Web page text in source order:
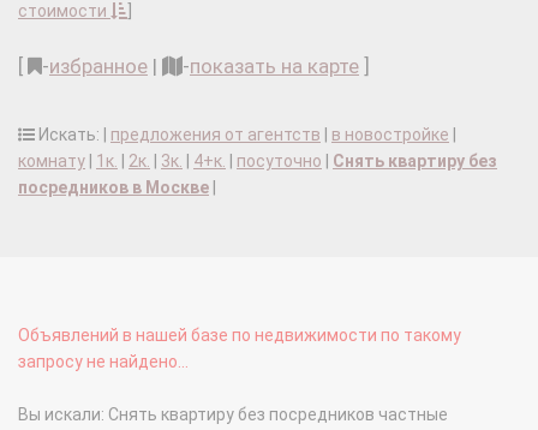
стоимости
-избранное | -показать на карте
Искать: | предложения от агентств в новостройке
комнату
1к. 2к. 3к. 4+к. посуточно
Снять квартиру без
посредников в Москве
Объявлений в нашей базе по недвижимости по такому
запросу не найдено...
Вы искали: Снять квартиру без посредников частные